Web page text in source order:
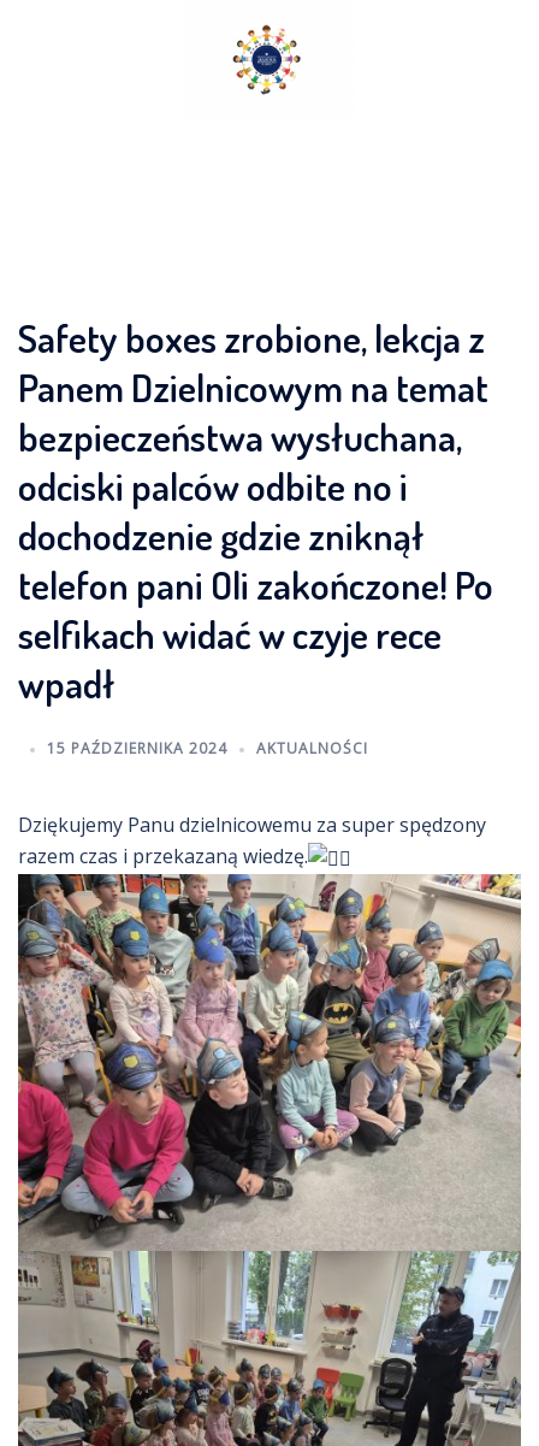
Safety boxes zrobione, lekcja z
Panem Dzielnicowym na temat
bezpieczeństwa wysłuchana,
odciski palców odbite no i
dochodzenie gdzie zniknął
telefon pani Oli zakończone! Po
selfikach widać w czyje rece
wpadł
15 PAŹDZIERNIKA 2024 AKTUALNOŚCI
Dziękujemy Panu dzielnicowemu za super spędzony
razem czas i przekazaną wiedzę.